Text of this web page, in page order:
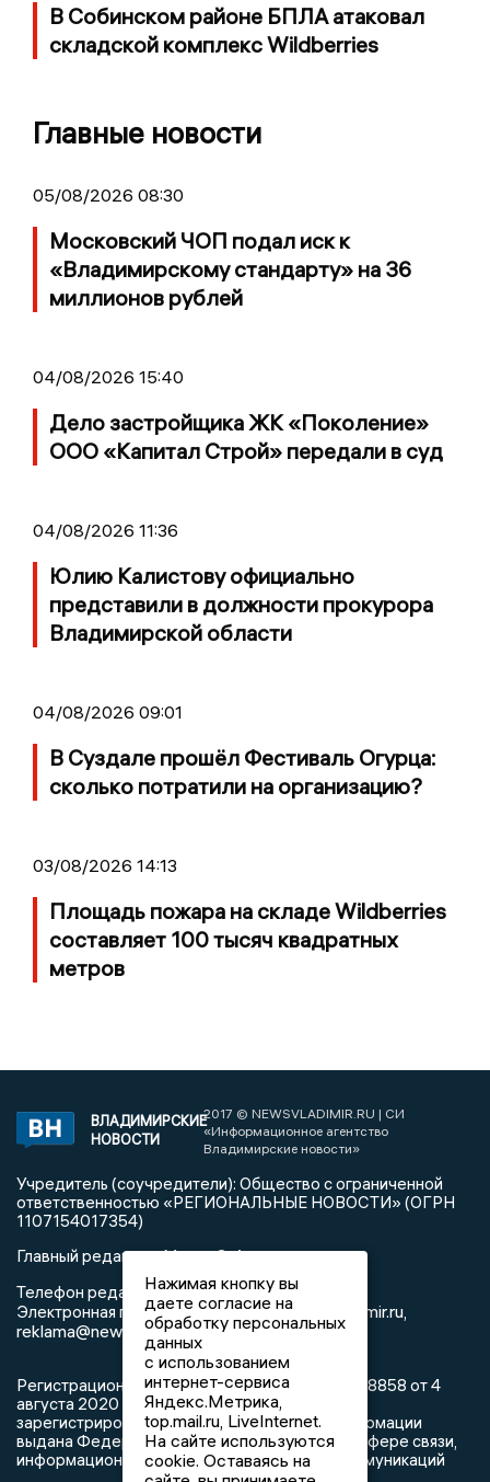
В Собинском районе БПЛА атаковал
складской комплекс Wildberries
Главные новости
05/08/2026 08:30
Московский ЧОП подал иск к
«Владимирскому стандарту» на 36
миллионов рублей
04/08/2026 15:40
Дело застройщика ЖК «Поколение»
ООО «Капитал Строй» передали в суд
04/08/2026 11:36
Юлию Калистову официально
представили в должности прокурора
Владимирской области
04/08/2026 09:01
В Суздале прошёл Фестиваль Огурца:
сколько потратили на организацию?
03/08/2026 14:13
Площадь пожара на складе Wildberries
составляет 100 тысяч квадратных
метров
ВЛАДИМИРСКИЕ
НОВОСТИ
2017 © NEWSVLADIMIR.RU | СИ
«Информационное агентство
Владимирские новости»
Учредитель (соучредители): Общество с ограниченной
ответственностью «РЕГИОНАЛЬНЫЕ НОВОСТИ» (ОГРН
1107154017354)
Главный редактор: Мазов С. А.
Телефон редакции:8 (4922) 666916
Электронная почта редакции:info@newsvladimir.ru
reklama@newsvladimir.ru
Регистрационный номер: серия Эл № ФС77-78858 от 4
августа 2020 г. согласно выписке из реестра
зарегистрированных средств массовой информации
выдана Федеральной службой по надзору в сфере связи,
информационных технологий и массовых коммуникаций
Нажимая кнопку вы
даете согласие на
обработку персональных
данных
с использованием
интернет-сервиса
Яндекс.Метрика,
top.mail.ru, LiveInternet.
На сайте используются
cookie. Оставаясь на